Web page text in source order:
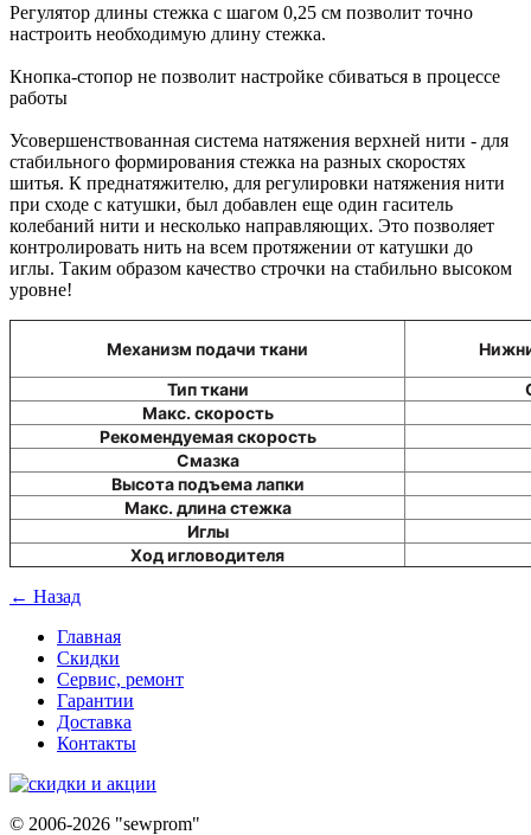
Регулятор длины стежка с шагом 0,25 см позволит точно
настроить необходимую длину стежка.
Кнопка-стопор не позволит настройке сбиваться в процессе
работы
Усовершенствованная система натяжения верхней нити - для
стабильного формирования стежка на разных скоростях
шитья. К преднатяжителю, для регулировки натяжения нити
при сходе с катушки, был добавлен еще один гаситель
колебаний нити и несколько направляющих. Это позволяет
контролировать нить на всем протяжении от катушки до
иглы. Таким образом качество строчки на стабильно высоком
уровне!
Механизм подачи ткани
Тип ткани
Макс. скорость
Рекомендуемая скорость
Смазка
Высота подъема лапки
Макс. длина стежка
Иглы
Ход игловодителя
← Назад
Главная
Скидки
Сервис, ремонт
Гарантии
Доставка
Контакты
© 2006-2026 "sewprom"